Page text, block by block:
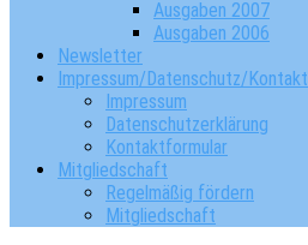
Ausgaben 2007
Ausgaben 2006
Newsletter
Impressum/Datenschutz/Kontakt
Impressum
Datenschutzerklärung
Kontaktformular
Mitgliedschaft
Regelmäßig fördern
Mitgliedschaft